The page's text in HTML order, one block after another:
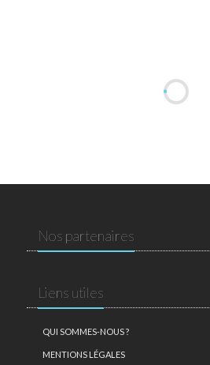
Nos partenaires
Liens utiles
QUI SOMMES-NOUS ?
MENTIONS LÉGALES